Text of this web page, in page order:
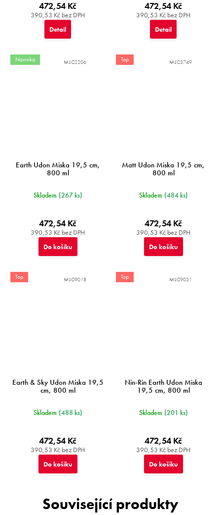
390,53 Kč bez DPH
472,54 Kč
Detail
390,53 Kč bez DPH
472,54 Kč
Detail
Novinka
Earth Udon Miska 19,5 cm,
800 ml
Skladem (267 ks)
390,53 Kč bez DPH
472,54 Kč
Do košíku
MIJC2206 Top
Matt Udon Miska 19,5 cm,
800 ml
Skladem (484 ks)
390,53 Kč bez DPH
472,54 Kč
Do košíku
MIJC3749
Top
Earth & Sky Udon Miska 19,5
cm, 800 ml
Skladem (488 ks)
390,53 Kč bez DPH
472,54 Kč
Do košíku
MIJC9018 Top
Nin-Rin Earth Udon Miska
19,5 cm, 800 ml
Skladem (201 ks)
390,53 Kč bez DPH
472,54 Kč
Do košíku
MIJC9031
Související produkty